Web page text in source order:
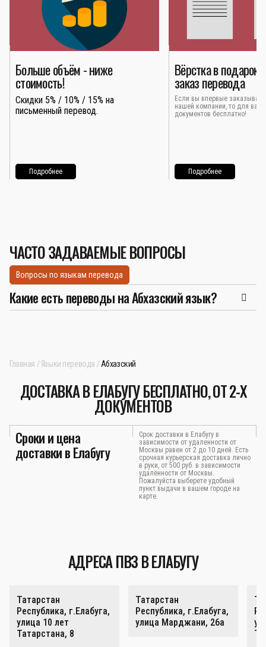
Больше объём - ниже
стоимость!
Скидки 5% / 10% / 15% на
письменный перевод.
Подробнее
Вёрстка в подарок
заказ перевода
Если вы впервые
нашей компании, то для вас
документов бесплатно!
Подробнее
ЧАСТО ЗАДАВАЕМЫЕ ВОПРОСЫ
Вопросы по языкам перевода
Какие есть переводы на Абхазский язык?
Главная Языки перевода Абхазский
ДОСТАВКА В ЕЛАБУГУ БЕСПЛАТНО, ОТ 2-Х
ДОКУМЕНТОВ
Сроки и цена
доставки в Елабугу
Срок доставки в Елабугу в
зависимости от удаленности от
Москвы равен от 2 до 10 дней. Есть
срочная курьерская доставка лично
в руки, от 500 руб. в зависимости
удалённости от Москвы.
Пожалуйста выберете удобный
пункт выдачи в вашем городе на
карте.
АДРЕСА ПВЗ В ЕЛАБУГУ
Татарстан
Республика, г.Елабуга,
улица 10 лет
Татарстана, 8
Татарстан
Республика, г.Елабуга,
улица Марджани, 26а